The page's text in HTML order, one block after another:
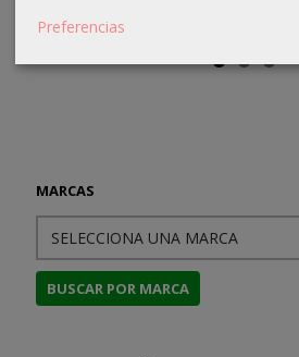
MARCAS
Preferencias